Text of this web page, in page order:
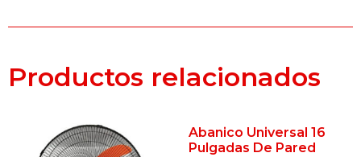
Productos relacionados
Abanico Universal 16
Pulgadas De Pared